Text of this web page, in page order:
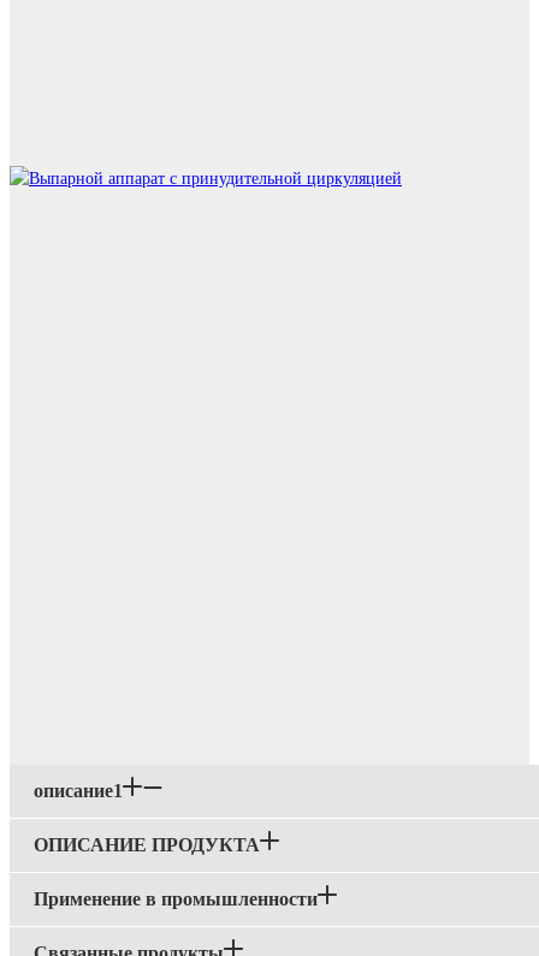
описание1
ОПИСАНИЕ ПРОДУКТА
Применение в промышленности